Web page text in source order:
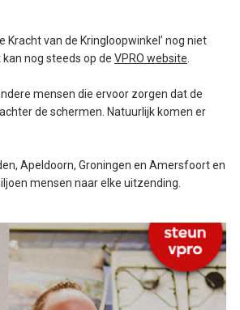
Kracht van de Kringloopwinkel’ nog niet
nog steeds op de VPRO website
mensen die ervoor zorgen dat de
de schermen. Natuurlijk komen er
Apeldoorn, Groningen en Amersfoort en
mensen naar elke uitzending.